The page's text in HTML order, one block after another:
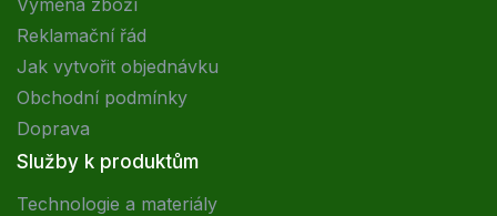
Reklamační řád
Jak vytvořit objednávku
Obchodní podmínky
Doprava
Služby k produktům
Technologie a materiály